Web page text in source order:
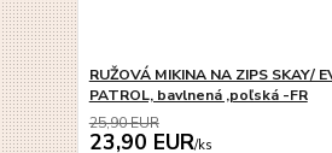
RUŽOVÁ MIKINA NA ZIPS SKAY/
PATROL, bavlnená ,poľská -FR
25,90 EUR
23,90 EUR/ks